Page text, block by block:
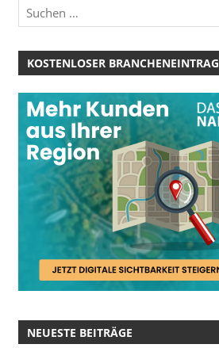
KOSTENLOSER BRANCHENEINTRAG
NEUESTE BEITRÄGE